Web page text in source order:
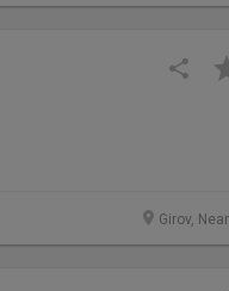
Girov,